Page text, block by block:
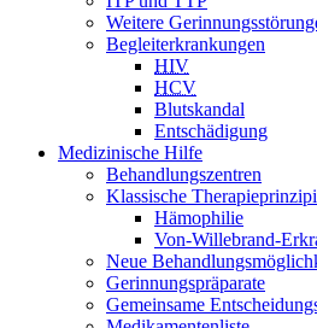
Weitere
Begleiterkrankungen
HIV
HCV
Blutskandal
Entschädigung
Medizinische Hilfe
Behandlungszentren
Klassische
Hämophilie
Von-Willebrand-
Neue
Gerinnungspräparate
Gemeinsame